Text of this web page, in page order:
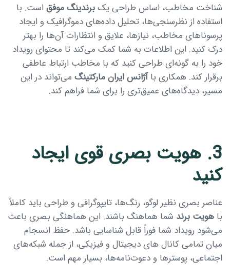
شناخت مخاطب، اساس طراحی یکبرندینگ موفق است. با
استفاده از نظرسنجی‌ها، تحلیل داده‌های دموگرافیک و ایجاد
پرسوناهای مخاطب، نیازها، علایق و انتظارات آن‌ها را بهتر
درک کنید. این اطلاعات به شما کمک می‌کند تا محتوای رویداد
خود را به گونه‌ای طراحی کنید که با مخاطب ارتباط عاطفی
برقرار کند. همکاری باآژانس ایران مارکتینگ می‌تواند در این
مسیر، دیدگاه‌های عمیق‌تری را برای شما فراهم کند.
3. هویت بصری قوی ایجاد
کنید
عناصر بصری نظیر لوگو، رنگ‌ها، تایپوگرافی و طراحی باید کاملاً
با هویت برند شما هماهنگ باشند. این هماهنگی بصری باعث
می‌شود رویداد شما فوراً قابل شناسایی باشد. حفظ انسجام
میان تمامی کانال های دیجیتال و فیزیکی، از جمله شبکه‌های
اجتماعی، پوسترها و دعوت‌نامه‌ها، بسیار مهم است.